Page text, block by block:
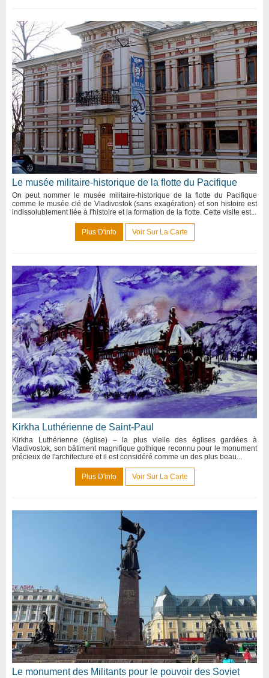
Le musée militaire-historique de la flotte du Pacifique
On peut nommer le musée militaire-historique de la flotte du Pacifique
comme le musée clé de Vladivostok (sans exagération) et son histoire est
indissolublement liée à l'histoire et la formation de la flotte. Cette visite est...
Plus D'info Voir Sur La Carte
Kirkha Luthérienne de Saint-Paul
Kirkha Luthérienne (église) – la plus vielle des églises gardées à
Vladivostok, son bâtiment magnifique gothique reconnu pour le monument
précieux de l'architecture et il est considéré comme un des plus beau...
Plus D'info Voir Sur La Carte
Le monument des Militants pour le pouvoir des Soviet